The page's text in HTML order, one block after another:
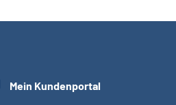
Mein Kundenportal